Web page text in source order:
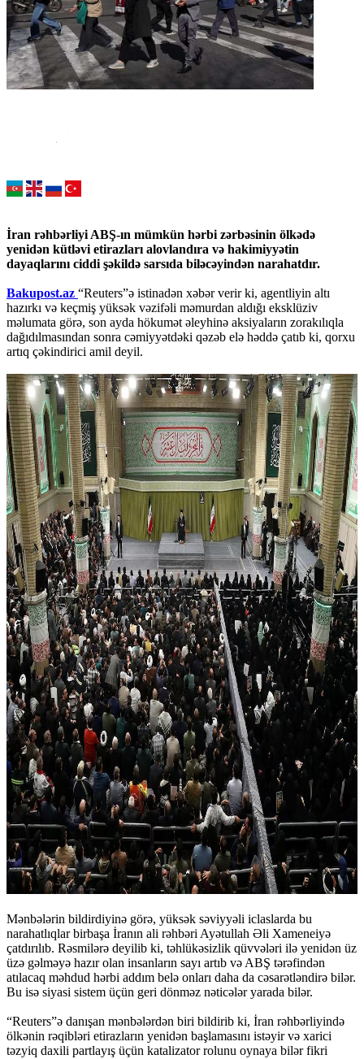
İran rəhbərliyi ABŞ-ın mümkün hərbi zərbəsinin ölkədə
yenidən kütləvi etirazları alovlandıra və hakimiyyətin
dayaqlarını ciddi şəkildə sarsıda biləcəyindən narahatdır.
Bakupost.az “Reuters”ə istinadən xəbər verir ki, agentliyin altı
hazırkı və keçmiş yüksək vəzifəli məmurdan aldığı eksklüziv
məlumata görə, son ayda hökumət əleyhinə aksiyaların zorakılıqla
dağıdılmasından sonra cəmiyyətdəki qəzəb elə həddə çatıb ki, qorxu
artıq çəkindirici amil deyil.
Mənbələrin bildirdiyinə görə, yüksək səviyyəli iclaslarda bu
narahatlıqlar birbaşa İranın ali rəhbəri Ayətullah Əli Xameneiyə
çatdırılıb. Rəsmilərə deyilib ki, təhlükəsizlik qüvvələri ilə yenidən üz
üzə gəlməyə hazır olan insanların sayı artıb və ABŞ tərəfindən
atılacaq məhdud hərbi addım belə onları daha da cəsarətləndirə bilər.
Bu isə siyasi sistem üçün geri dönməz nəticələr yarada bilər.
“Reuters”ə danışan mənbələrdən biri bildirib ki, İran rəhbərliyində
ölkənin rəqibləri etirazların yenidən başlamasını istəyir və xarici
təzyiq daxili partlayış üçün katalizator rolunu oynaya bilər fikri